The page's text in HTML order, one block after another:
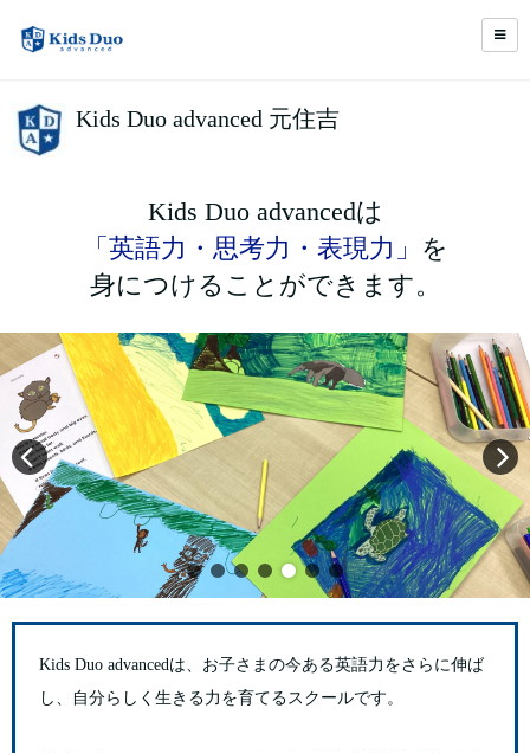
Kids Duo advanced 元住吉
Kids Duo advancedは
「英語力・思考力・表現力」 を
身につけることができます。
Kids Duo advancedは、お子さまの今ある英語力をさらに伸ば
し、自分らしく生きる力を育てるスクールです。